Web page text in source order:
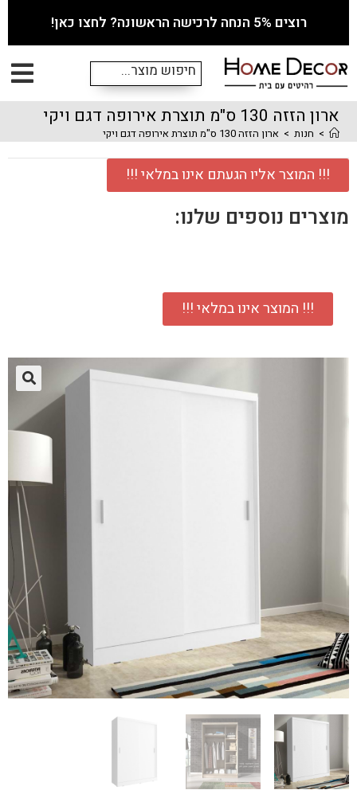
רוצים 5% הנחה לרכישה הראשונה? לחצו כאן!
ארון הזזה 130 ס"מ תוצרת אירופה דגם ויקי
> חנות > ארון הזזה 130 ס"מ תוצרת אירופה דגם ויקי
!!! המוצר אליו הגעתם אינו במלאי !!!
מוצרים נוספים שלנו:
!!! המוצר אינו במלאי !!!